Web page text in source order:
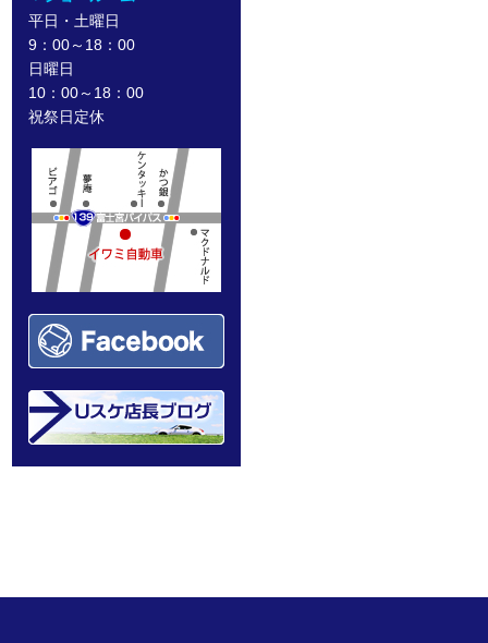
平日・土曜日
9：00～18：00
日曜日
10：00～18：00
祝祭日定休